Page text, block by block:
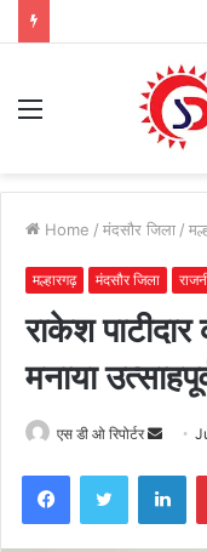
Menu
Home / मंदसौर जिला /
मल्हारगढ़ मंदसौर जिला
राकेश
मनाया
एस डी ओ रिपोर्टर
Send
FacebookTwitter